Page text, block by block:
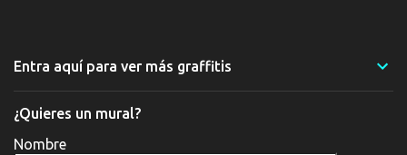
Entra aquí para ver más graffitis
¿Quieres un mural?
Nombre